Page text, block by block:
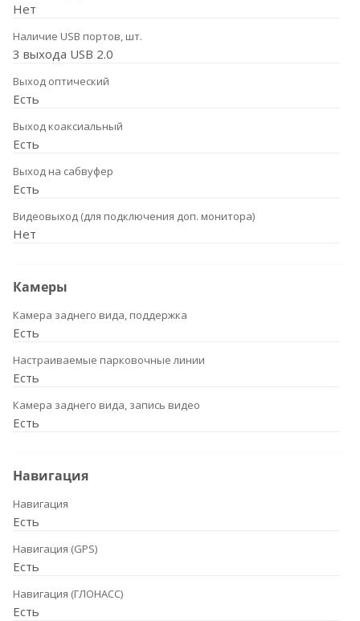
Нет
Наличие USB портов, шт.
3 выхода USB 2.0
Выход оптический
Есть
Выход коаксиальный
Есть
Выход на сабвуфер
Есть
Видеовыход (для подключения доп. монитора)
Нет
Камеры
Камера заднего вида, поддержка
Есть
Настраиваемые парковочные линии
Есть
Камера заднего вида, запись видео
Есть
Навигация
Навигация
Есть
Навигация (GPS)
Есть
Навигация (ГЛОНАСС)
Есть